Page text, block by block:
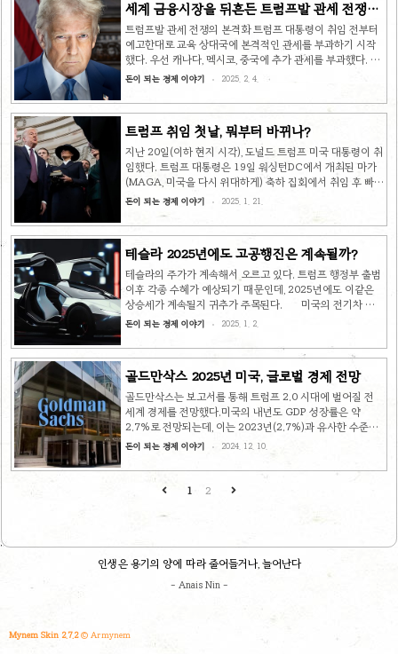
SNS에 “미국의 가상자산 비축이 바이든 행정부의 수년 간에
걸친 부패한 공격 이후 위기에 빠진 가상자산 산업을 성장시
킬 것”이라고 밝히기도 했다. 트럼프 대통령이 말하는 전략
적 비축이란 석유나 금과 같은 중요 자산을 일정량 쌓아두는
것을 의미한다. 가상자산의 위상이 석유나 금 수준으로 올라
세계 금융시장을 뒤흔든 트럼프발 관세 전쟁의
본격화
트럼프발 관세 전쟁의 본격화 트럼프 대통령이 취임 전부터
예고한대로 교육 상대국에 본격적인 관세를 부과하기 시작
했다. 우선 캐나다, 멕시코, 중국에 추가 관세를 부과했다. 단,
멕시코와는 관세 부과를 한 달간 유예하기로 합의했다. 우리
령이 지난 1일(현지 시각) 미국의 1~3위 교역국인 멕시코,
캐나다와 멕시코산 제품에는 25%, 중국에는 10% 추가 관
세를 부과한다는 내용이다. 상대국이 미국에 보복성 대응 조
치를 취할 때 관세율을 더욱 인상할 수 있다는 조항도 포함
됐다. 관세 부과의 목적은? 트럼프 행정부는 전면적 관세
부과의 이유로 무역수지 불균형 해소, 불법 이민 및 마약 ..
돈이 되는 경제 이야기 2025. 2. 4.
트럼프 취임 첫날, 뭐부터 바뀌나?
지난 20일(이하 현지 시각), 도널드 트럼프 미국 대통령이 취
임했다. 트럼프 대통령은 19일 워싱턴DC에서 개최된 마가
(MAGA, 미국을 다시 위대하게) 축하 집회에서 취임 후 빠른
움직임에 대한 각오를 밝혔다. “내일이면 여러분을 행복하게
할 아주 많은 행정명령을 보게 될 것”이라며 변화를 예고했
다. 트럼프 대통령은 첫날부터 큰 변화를 예고했다. 공약
호하고, 불법 이민자를 대상으로 국경을 완전히 폐쇄할 예정
이다. 또한 국가 에너지 비상사태를 선포해 해상 풍력 발전
임대를 중단하고, 전기차 장려를 위한 배기가스 규제 등 에너
지 관련 규제 완화를 추진할 계획이다. 트럼프는 취임 수 시
간 내 바이든 전 대통령의 정책들을 폐기할 것이라고 ..
돈이 되는 경제 이야기 2025. 1. 21.
테슬라 2025년에도 고공행진은 계속될까?
테슬라의 주가가 계속해서 오르고 있다. 트럼프 행정부 출범
이후 각종 수혜가 예상되기 때문인데, 2025년에도 이같은
상승세가 계속될지 귀추가 주목된다. 미국의 전기차 기
업 테슬라의 주가가 최고치를 경신했다. 지난 12월 17일 기
했다. 올해만 주가가 93%나 올랐다. 테슬라의 상승세는 지
리 이후 계속 이어지고 있다. 일론 머스크 테슬라 최고경영자
(CEO)가 트럼프의 최측근으로 떠오르면서, 테슬라가 트럼
프 테마주로 주목받은 덕분이다. 트럼프에게 선거 지원금을
투자한 일론 머스크는 주가 상승으로 자산이 두 배 가까이 증
가하며 세계 부자 순위 1위에 등극했다. 트럼프 취임일에..
돈이 되는 경제 이야기 2025. 1. 2.
골드만삭스 2025년 미국, 글로벌 경제 전망
골드만삭스는 보고서를 통해 트럼프 2.0 시대에 벌어질 전
세계 경제를 전망했다.미국의 내년도 GDP 성장률은 약
2.7%로 전망되는데, 이는 2023년(2.7%)과 유사한 수준이
될 것이라는 진단이다. 그리고 트럼프 행정부는 아래와 같은
관세: 중국과 유럽 차에 대한 고율 관세 부과* 이민: 불법 이
민자에 대한 대대적인 단속* 규제: 기업 규제 완화* 법인세:
구개발비 세제 혜택 골드만삭스가 주목한 것은 트럼프의
크게 달라질 것이라는 분석이다. 트럼프는 올해 “중국 업체
들이 관세를 피하려고 멕시코에 공장을 지..
돈이 되는 경제 이야기 2024. 12. 10.
1 2
인생은 용기의 양에 따라 줄어들거나, 늘어난다
- Anais Nin -
Mynem Skin 2.7.2© Armynem